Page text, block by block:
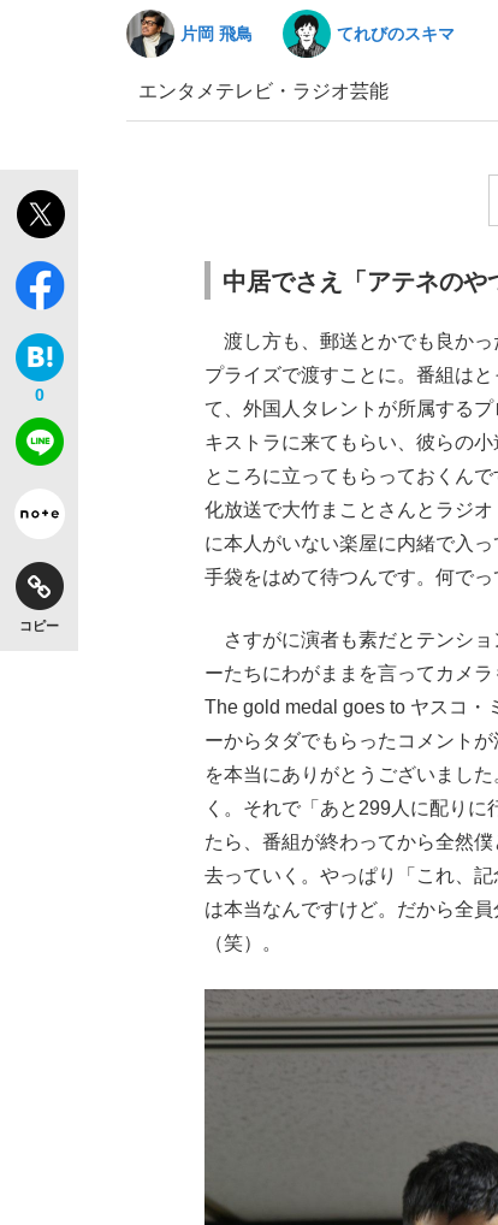
「目標達成できなかったからと言っ
片岡 飛鳥 てれびのスキマ
エンタメ テレビ・ラジオ芸能
0
コピー
中居でさえ「アテネの
渡し方も、郵送とかでも良かっ
プライズで渡すことに。番組は
て、外国人タレントが所属する
キストラに来てもらい、彼らの
ところに立ってもらっておくん
化放送で大竹まことさんとラジ
に本人がいない楽屋に内緒で入
手袋をはめて待つんです。何で
さすがに演者も素だとテンショ
ーたちにわがままを言ってカメ
The gold medal goes to ヤスコ・
ーからタダでもらったコメント
を本当にありがとうございまし
く。それで「あと299人に配り
たら、番組が終わってから全然
去っていく。やっぱり「これ、
は本当なんですけど。だから全
（笑）。